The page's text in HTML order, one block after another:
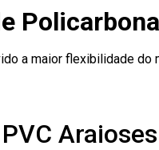
a maior flexibilidade
Araioses